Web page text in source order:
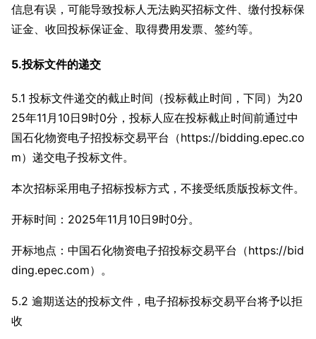
信息有误，可能导致投标人无法购买招标文件、缴付投标保
证金、收回投标保证金、取得费用发票、签约等。
5.投标文件的递交
5.1 投标文件递交的截止时间（投标截止时间，下同）为20
25年11月10日9时0分，投标人应在投标截止时间前通过中
国石化物资电子招投标交易平台（https://bidding.epec.co
m）递交电子投标文件。
本次招标采用电子招标投标方式，不接受纸质版投标文件。
开标时间：2025年11月10日9时0分。
开标地点：中国石化物资电子招投标交易平台（https://bid
ding.epec.com）。
5.2 逾期送达的投标文件，电子招标投标交易平台将予以拒
收